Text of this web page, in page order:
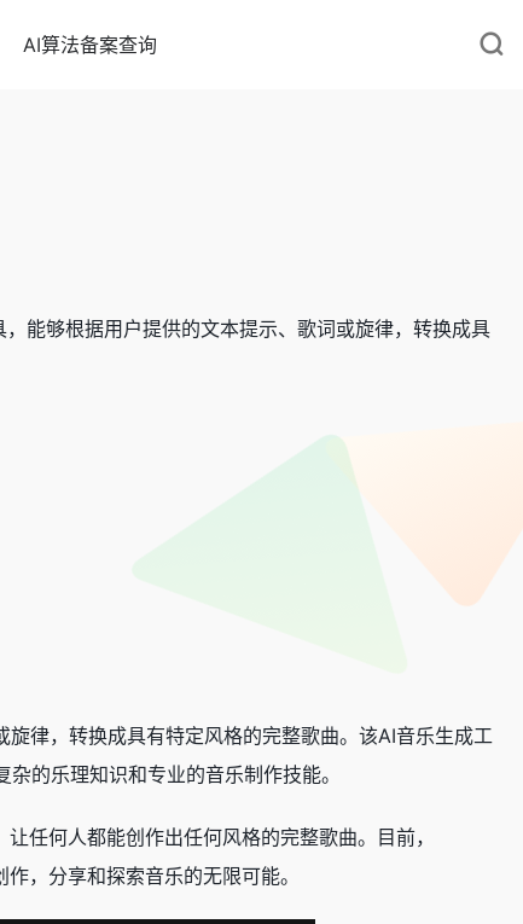
AI算法备案查询
能够根据用户提供的文本提示、歌词或旋律，转换成具
律，转换成具有特定风格的完整歌曲。该AI音乐生成工
的乐理知识和专业的音乐制作技能。
任何人都能创作出任何风格的完整歌曲。目前，
，分享和探索音乐的无限可能。